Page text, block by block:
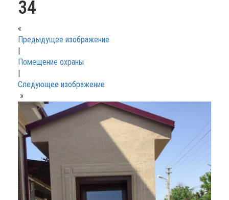
34
«
Предыдущее изображение
|
Помещение охраны
|
Следующее изображение
»